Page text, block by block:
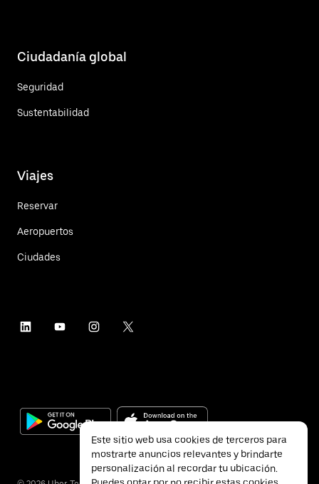
Ciudadanía global
Seguridad
Sustentabilidad
Viajes
Reservar
Aeropuertos
Ciudades
Este sitio web usa cookies de terceros para
mostrarte anuncios relevantes y brindarte
personalización al recordar tu ubicación.